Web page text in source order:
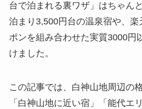
台で泊まれる裏ワザ」はちゃん
泊まり3,500円台の温泉宿や、楽
ポンを組み合わせた実質3000円
けました。
この記事では、白神山地周辺の
「白神山地に近い宿」「能代エ